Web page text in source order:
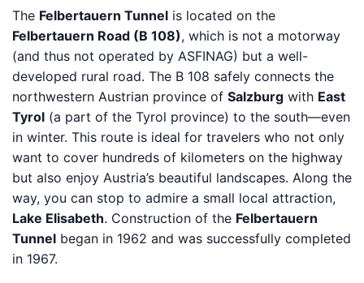
The Felbertauern Tunnel is located on the
Felbertauern Road (B 108), which is not a motorway
(and thus not operated by ASFINAG) but a well-
developed rural road. The B 108 safely connects the
northwestern Austrian province of Salzburg with East
Tyrol (a part of the Tyrol province) to the south—even
in winter. This route is ideal for travelers who not only
want to cover hundreds of kilometers on the highway
but also enjoy Austria’s beautiful landscapes. Along the
way, you can stop to admire a small local attraction,
Lake Elisabeth. Construction of the Felbertauern
Tunnel began in 1962 and was successfully completed
in 1967.